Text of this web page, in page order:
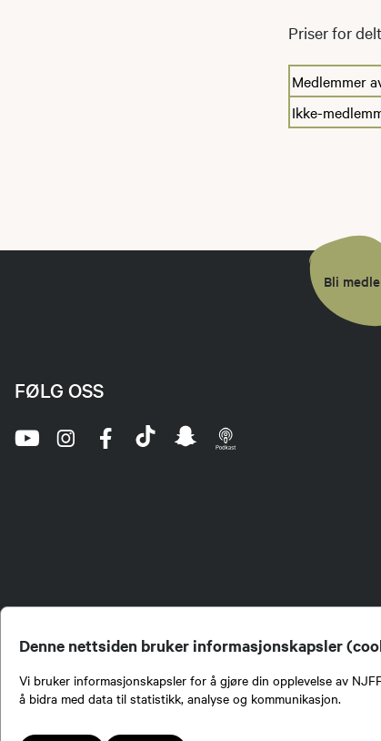
Denne nettsiden bruker informasjonskapsler
Vi bruker informasjonskapsler for å gjøre din opplevelse av
å bidra med data til statistikk, analyse og kommunikasjon.
Priser for
Medlemmer
Ikke-
Bli
FØLG OSS
Norges Jeger-
formidling av